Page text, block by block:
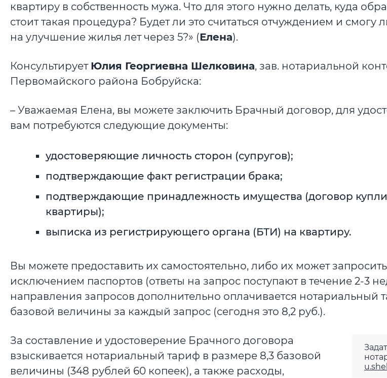
квартиру в собственность мужа. Что для этого нужно делать, куда
стоит такая процедура? Будет ли это считаться отчуждением и смогу
на улучшение жилья лет через 5?» (Елена).
Консультирует Юлия Георгиевна Шелковина, зав. нотариальной
Первомайского района Бобруйска:
– Уважаемая Елена, вы можете заключить Брачный договор, для
вам потребуются следующие документы:
удостоверяющие личность сторон (супругов);
подтверждающие факт регистрации брака;
подтверждающие принадлежность имущества (договор
квартиры);
выписка из регистрирующего органа (БТИ) на квартиру.
Вы можете предоставить их самостоятельно, либо их может
исключением паспортов (ответы на запрос поступают в течение 2-3
направления запросов дополнительно оплачивается нотариальный
базовой величины за каждый запрос (сегодня это 8,2 руб.).
За составление и удостоверение Брачного договора
взыскивается нотариальный тариф в размере 8,3 базовой
величины (348 рублей 60 копеек), а также расходы,